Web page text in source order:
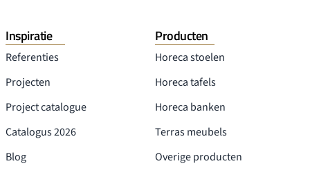
Inspiratie
Referenties
Projecten
Project catalogue
Catalogus 2026
Blog
Producten
Horeca stoelen
Horeca tafels
Horeca banken
Terras meubels
Overige producten